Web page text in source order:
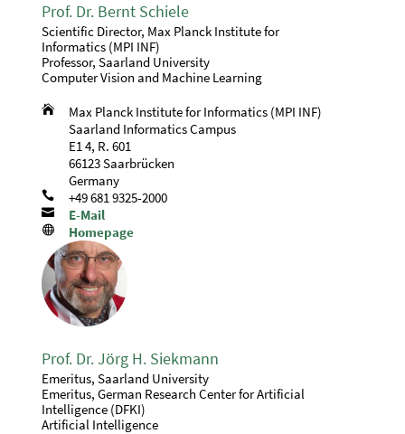
Prof. Dr. Bernt Schiele
Scientific Director, Max Planck Institute for
Informatics (MPI INF)
Professor, Saarland University
Computer Vision and Machine Learning

Max Planck Institute for Informatics (MPI INF)
Saarland Informatics Campus
E1 4, R. 601
66123 Saarbrücken
Germany
 +49 681 9325-2000
 E-Mail
 Homepage
Prof. Dr. Jörg H. Siekmann
Emeritus, Saarland University
Emeritus, German Research Center for Artificial
Intelligence (DFKI)
Artificial Intelligence